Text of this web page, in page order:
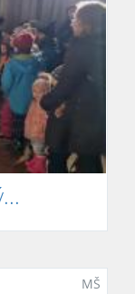
MŠ